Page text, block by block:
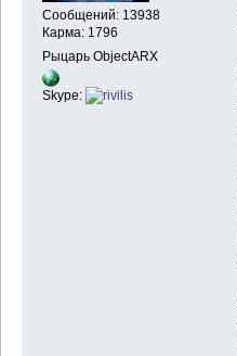
Сообщений: 13938
Карма: 1796
Рыцарь ObjectARX
Skype: